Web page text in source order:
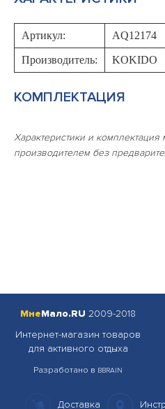
Артикул: AQ12174
Производитель: KOKIDO
КОМПЛЕКТАЦИЯ
Характеристики и
производителем без
МнеМало.RU 2009-2018
Интернет-магазин товаров
для активного отдыха
Разработано в BBRAIN
Доставка